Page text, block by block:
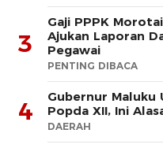
3
Gaji PPPK
Ajukan Laporan
Pegawai
PENTING DIBACA
4
Gubernur Maluku
Popda XII, Ini
DAERAH